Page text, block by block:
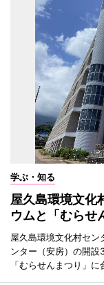
学ぶ・知る
屋久島環境文化
ウムと「むらせ
屋久島環境文化村セン
ンター（安房）の開
「むらせんまつり」に